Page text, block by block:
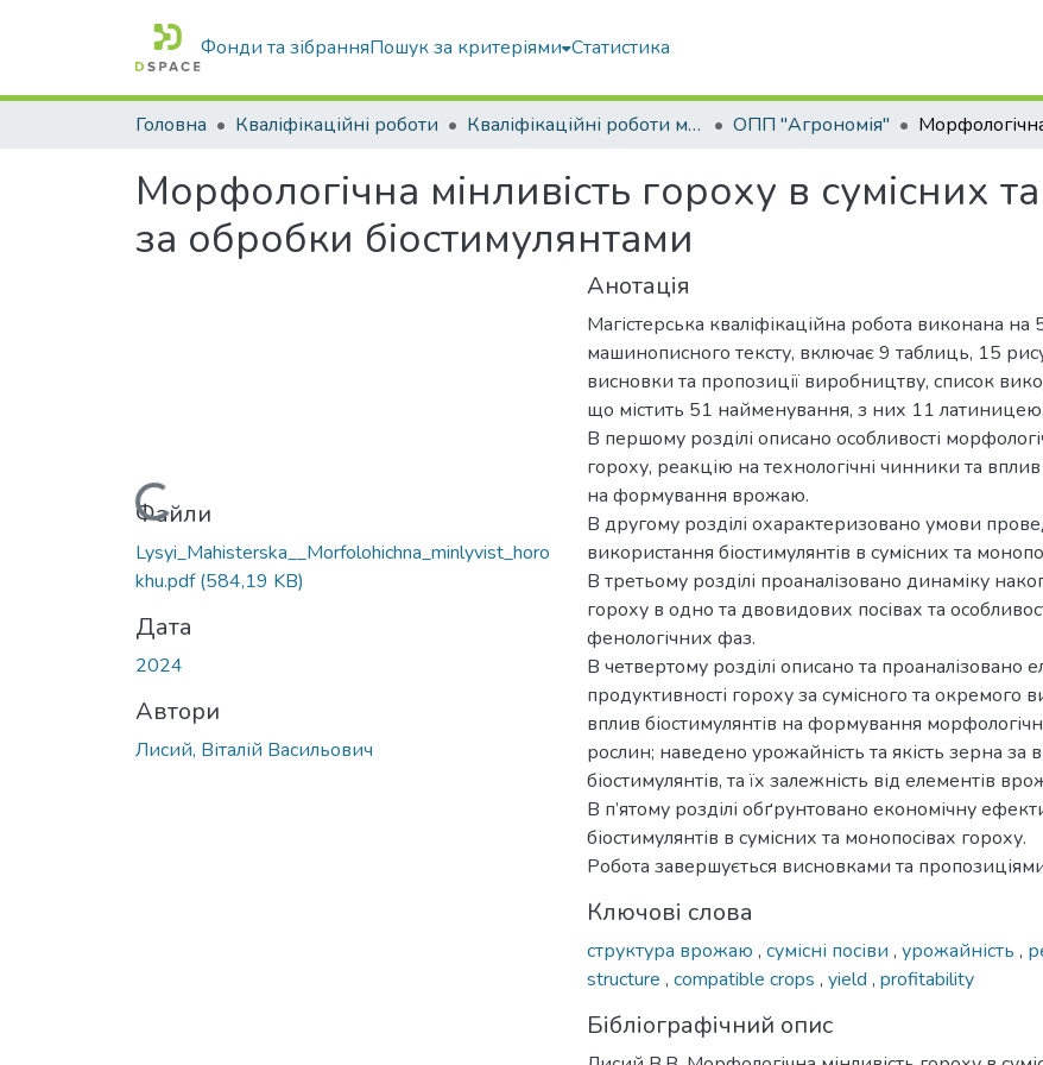
Фонди та зібранняПошук за критеріями Статистика
Головна Кваліфікаційні роботи Кваліфікаційні роботи магістрів ОПП "Агрономія"
Морфологічна мінливість гороху в сумісних
за обробки біостимулянтами
Вантажиться...
Файли
Lysyi_Mahisterska__Morfolohichna_minlyvist_horo
khu.pdf(584,19 KB)
Дата
2024
Автори
Лисий, Віталій Васильович
Анотація
Магістерська кваліфікаційна робота виконана на
машинописного тексту, включає 9 таблиць, 15
висновки та пропозиції виробництву, список
що містить 51 найменування, з них 11
В першому розділі описано особливості
гороху, реакцію на технологічні чинники та
на формування врожаю.
В другому розділі охарактеризовано умови
використання біостимулянтів в сумісних та
В третьому розділі проаналізовано динаміку
гороху в одно та двовидових посівах та
фенологічних фаз.
В четвертому розділі описано та проаналізовано
продуктивності гороху за сумісного та окремого
вплив біостимулянтів на формування
рослин; наведено урожайність та якість зерна за
біостимулянтів, та їх залежність від елементів
В п’ятому розділі обґрунтовано економічну
біостимулянтів в сумісних та монопосівах гороху.
Робота завершується висновками та
Ключові слова
структура врожаю , сумісні посіви , урожайність ,
structure , compatible crops , yield , profitability
Бібліографічний опис